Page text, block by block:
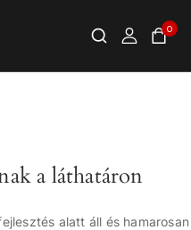
0
a láthatáron
alatt áll és hamarosan